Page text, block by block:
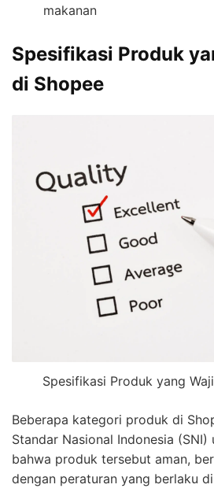
makanan
Spesifikasi Produk
di Shopee
Spesifikasi Produk yang
Beberapa kategori produk di
Standar Nasional Indonesia
bahwa produk tersebut aman,
dengan peraturan yang berlaku